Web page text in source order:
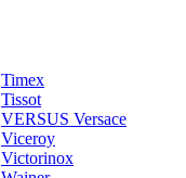
Timex
Tissot
VERSUS Versace
Viceroy
Victorinox